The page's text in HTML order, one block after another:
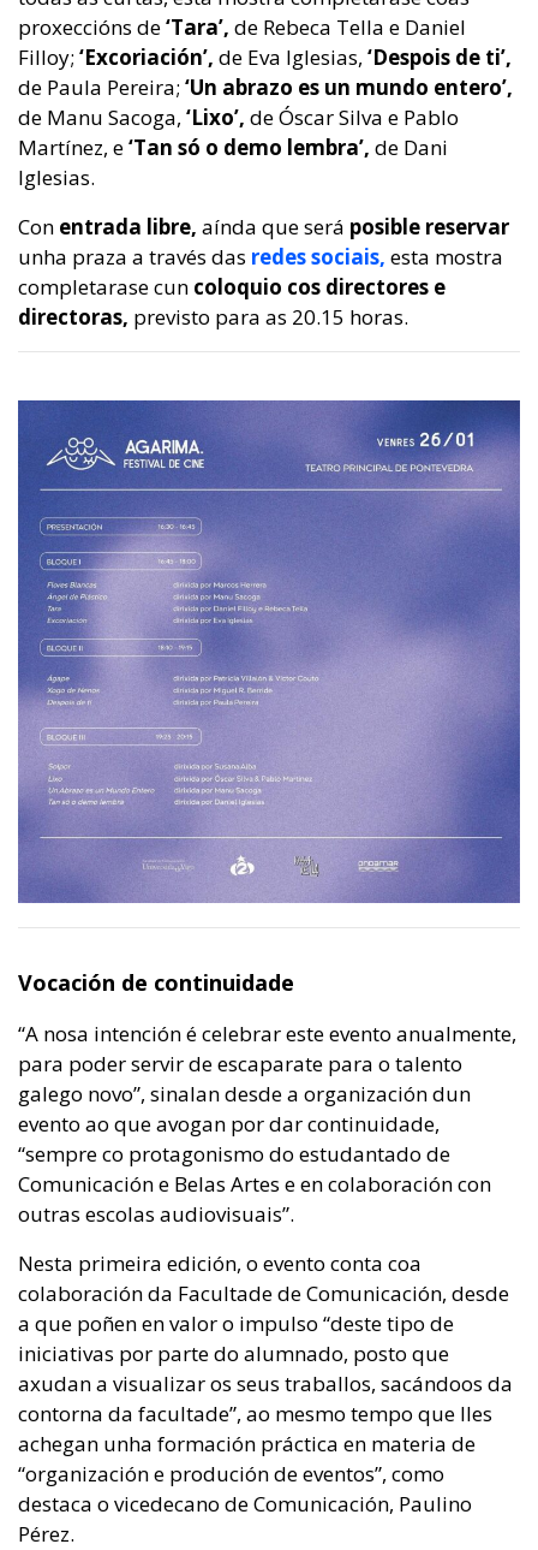
proxeccións de‘Tara’, de Rebeca Tella e Daniel
Filloy; ‘Excoriación’, de Eva Iglesias, ‘Despois de ti’,
de Paula Pereira; ‘Un abrazo es un mundo entero’,
de Manu Sacoga, ‘Lixo’, de Óscar Silva e Pablo
Martínez, e‘Tan só o demo lembra’, de Dani
Iglesias.
Con entrada libre, aínda que será posible reservar
unha praza a través das redes sociais, esta mostra
completarase cun coloquio cos directores e
directoras, previsto para as 20.15 horas.
Vocación de continuidade
“A nosa intención é celebrar este evento anualmente,
para poder servir de escaparate para o talento
galego novo”, sinalan desde a organización dun
evento ao que avogan por dar continuidade,
“sempre co protagonismo do estudantado de
Comunicación e Belas Artes e en colaboración con
outras escolas audiovisuais”.
Nesta primeira edición, o evento conta coa
colaboración da Facultade de Comunicación, desde
a que poñen en valor o impulso “deste tipo de
iniciativas por parte do alumnado, posto que
axudan a visualizar os seus traballos, sacándoos da
contorna da facultade”, ao mesmo tempo que lles
achegan unha formación práctica en materia de
“organización e produción de eventos”, como
destaca o vicedecano de Comunicación, Paulino
Pérez.